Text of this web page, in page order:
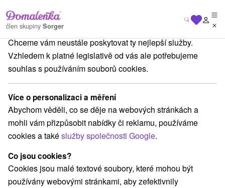
člen skupiny Sorger
na prenájom Stredné Slovensko Žilinský kraj Vyšná Boca
Chaty na prenájom Vyšná Boca
Kategorie
Všechny kategorie
Chaty na prenájom(3)
Drevenice(8)
Vyberte lokalitu nebo termín
Na vašem soukromí nám záleží
Chceme vám neustále poskytovat ty nejlepší služby.
Vzhledem k platné legislativě od vás ale potřebujeme
souhlas s používáním souborů cookies.
Více o personalizaci a měření
Abychom věděli, co se děje na webových stránkách a
mohli vám přizpůsobit nabídky či reklamu, používáme
cookies a takéslužby společnosti Google.
Co jsou cookies?
Cookies jsou malé textové soubory, které mohou být
používány webovými stránkami, aby zefektivnily